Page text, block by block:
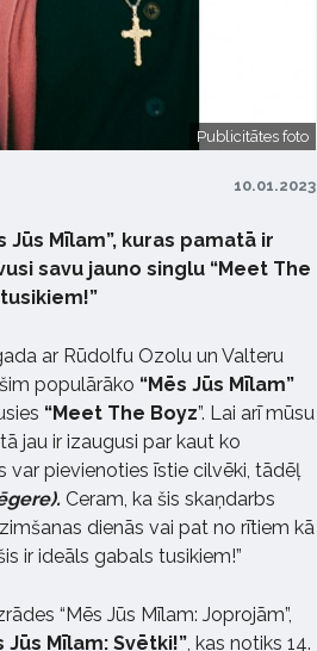
Publicitātes foto
10.01.2023
Mīlam”, kuras pamatā ir
savu jauno singlu “Meet The
ar Rūdolfu Ozolu un Valteru
populārāko “Mēs Jūs Mīlam”
“Meet The Boyz”. Lai arī mūsu
jau ir izaugusi par kaut ko
var pievienoties īstie cilvēki, tādēļ
Ceram, ka šis skaņdarbs
dienās vai pat no rītiem kā
ir ideāls gabals tusikiem!”
“Mēs Jūs Mīlam: Joprojām”,
Jūs Mīlam: Svētki!”, kas notiks 14.